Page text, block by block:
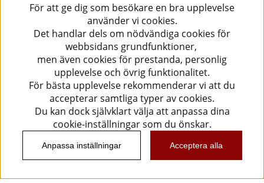
För att ge dig som besökare en bra upplevelse
använder vi cookies.
Det handlar dels om nödvändiga cookies för
webbsidans grundfunktioner,
men även cookies för prestanda, personlig
upplevelse och övrig funktionalitet.
För bästa upplevelse rekommenderar vi att du
accepterar samtliga typer av cookies.
Du kan dock självklart välja att anpassa dina
cookie-inställningar som du önskar.
Anpassa inställningar Acceptera alla